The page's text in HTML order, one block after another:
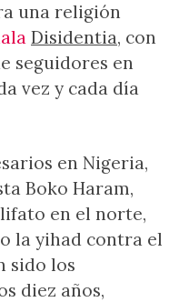
una religión
Disidentia, con
seguidores en
vez y cada día
en Nigeria,
Boko Haram,
en el norte,
la yihad contra el
sido los
diez años,